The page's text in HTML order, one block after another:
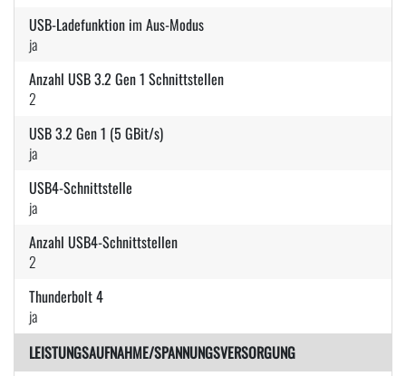
USB-Ladefunktion im Aus-Modus
ja
Anzahl USB 3.2 Gen 1 Schnittstellen
2
USB 3.2 Gen 1 (5 GBit/s)
ja
USB4-Schnittstelle
ja
Anzahl USB4-Schnittstellen
2
Thunderbolt 4
ja
LEISTUNGSAUFNAHME/SPANNUNGSVERSORGUNG